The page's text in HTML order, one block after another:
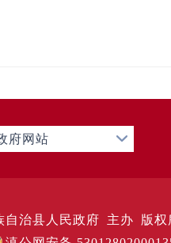
府网站
自治县人民政府 主办 版